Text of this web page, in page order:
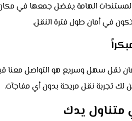
والمستندات الهامة يفضل جمعها في
في أمان طول فترة النقل.
نقل سهل وسريع هو التواصل معنا
تجربة نقل مريحة بدون أي مفاجآت.
متناول يدك